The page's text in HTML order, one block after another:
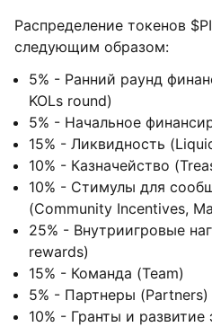
Распределение токенов
следующим образом:
5% - Ранний раунд
KOLs round)
5% - Начальное
15% - Ликвидность
10% - Казначейство
10% - Стимулы для
(Community Incentives,
25% - Внутриигровые
rewards)
15% - Команда (Team)
5% - Партнеры (Partners)
10% - Гранты и